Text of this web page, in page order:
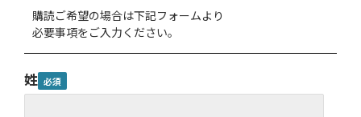
購読ご希望の場合は下記フォームより
必要事項をご入力ください。
姓